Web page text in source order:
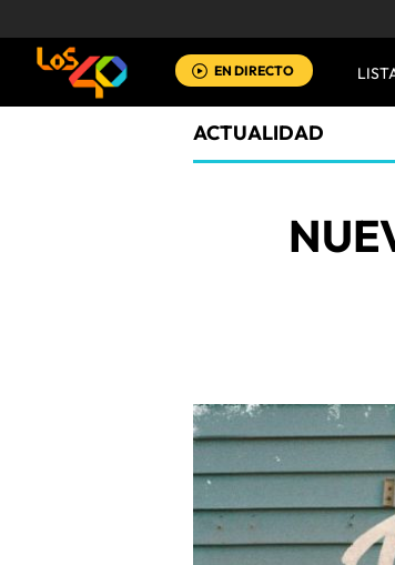
EN DIRECTO
ACTUALIDAD